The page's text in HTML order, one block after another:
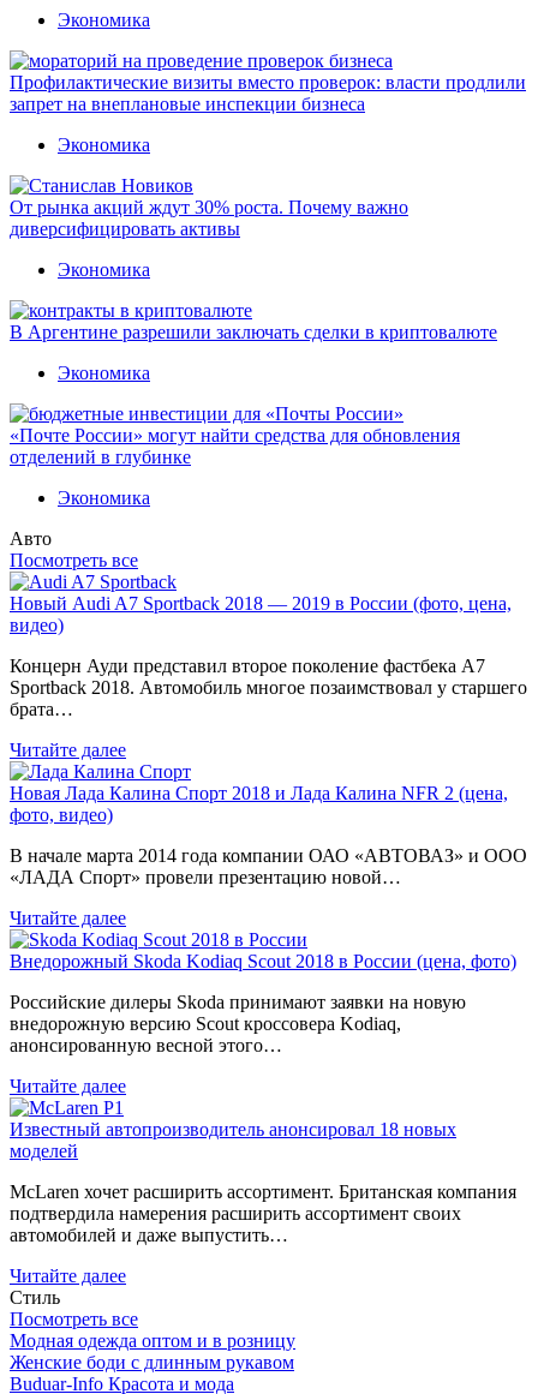
Экономика
Профилактические визиты вместо проверок: власти продлили
запрет на внеплановые инспекции бизнеса
Экономика
От рынка акций ждут 30% роста. Почему важно
диверсифицировать активы
Экономика
В Аргентине разрешили заключать сделки в криптовалюте
Экономика
«Почте России» могут найти средства для обновления
отделений в глубинке
Экономика
Авто
Посмотреть все
Новый Audi A7 Sportback 2018 — 2019 в России (фото, цена,
видео)
Концерн Ауди представил второе поколение фастбека A7
Sportback 2018. Автомобиль многое позаимствовал у старшего
брата…
Читайте далее
Новая Лада Калина Спорт 2018 и Лада Калина NFR 2 (цена,
фото, видео)
В начале марта 2014 года компании ОАО «АВТОВАЗ» и ООО
«ЛАДА Спорт» провели презентацию новой…
Читайте далее
Внедорожный Skoda Kodiaq Scout 2018 в России (цена, фото)
Российские дилеры Skoda принимают заявки на новую
внедорожную версию Scout кроссовера Kodiaq,
анонсированную весной этого…
Читайте далее
Известный автопроизводитель анонсировал 18 новых
моделей
McLaren хочет расширить ассортимент. Британская компания
подтвердила намерения расширить ассортимент своих
автомобилей и даже выпустить…
Читайте далее
Стиль
Посмотреть все
Модная одежда оптом и в розницу
Женские боди с длинным рукавом
Buduar-Info Красота и мода